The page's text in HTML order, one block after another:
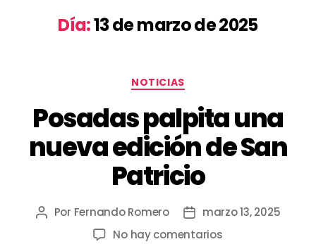
Día:13 de marzo de 2025
NOTICIAS
Posadas palpita una
nueva edición de San
Patricio
Por Fernando Romero
marzo 13, 2025
No hay comentarios